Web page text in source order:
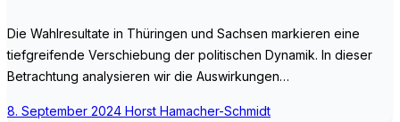
Die Wahlresultate in Thüringen und Sachsen markieren eine
tiefgreifende Verschiebung der politischen Dynamik. In dieser
Betrachtung analysieren wir die Auswirkungen…
8. September 2024 Horst Hamacher-Schmidt